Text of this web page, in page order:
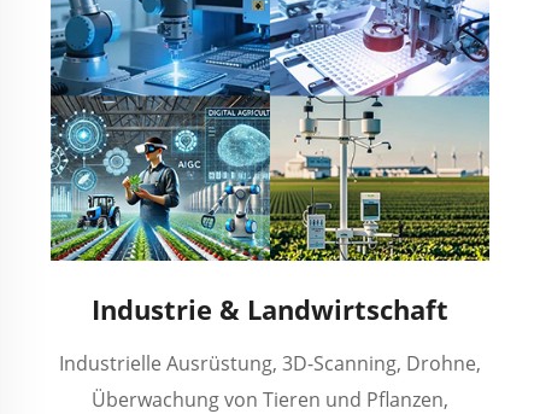
Industrie & Landwirtschaft
Industrielle Ausrüstung, 3D-Scanning, Drohne,
Überwachung von Tieren und Pflanzen,